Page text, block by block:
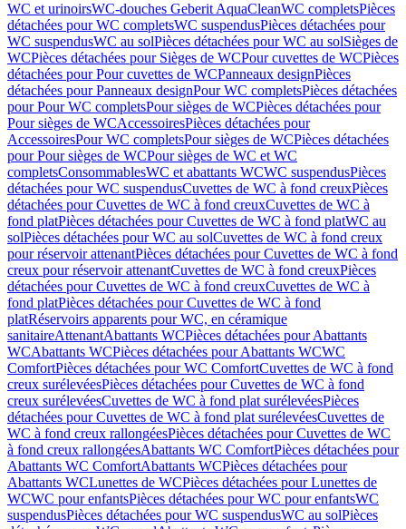
WC et urinoirsWC-douches Geberit AquaCleanWC completsPièces
détachées pour WC completsWC suspendusPièces détachées pour
WC suspendusWC au solPièces détachées pour WC au solSièges de
WCPièces détachées pour Sièges de WCPour cuvettes de WCPièces
détachées pour Pour cuvettes de WCPanneaux designPièces
détachées pour Panneaux designPour WC completsPièces détachées
pour Pour WC completsPour sièges de WCPièces détachées pour
Pour sièges de WCAccessoiresPièces détachées pour
AccessoiresPour WC completsPour sièges de WCPièces détachées
pour Pour sièges de WCPour sièges de WC et WC
completsConsommablesWC et abattants WCWC suspendusPièces
détachées pour WC suspendusCuvettes de WC à fond creuxPièces
détachées pour Cuvettes de WC à fond creuxCuvettes de WC à
fond platPièces détachées pour Cuvettes de WC à fond platWC au
solPièces détachées pour WC au solCuvettes de WC à fond creux
pour réservoir attenantPièces détachées pour Cuvettes de WC à fond
creux pour réservoir attenantCuvettes de WC à fond creuxPièces
détachées pour Cuvettes de WC à fond creuxCuvettes de WC à
fond platPièces détachées pour Cuvettes de WC à fond
platRéservoirs apparents pour WC, en céramique
sanitaireAttenantAbattants WCPièces détachées pour Abattants
WCAbattants WCPièces détachées pour Abattants WCWC
ComfortPièces détachées pour WC ComfortCuvettes de WC à fond
creux surélevéesPièces détachées pour Cuvettes de WC à fond
creux surélevéesCuvettes de WC à fond plat surélevéesPièces
détachées pour Cuvettes de WC à fond plat surélevéesCuvettes de
WC à fond creux rallongéesPièces détachées pour Cuvettes de WC
à fond creux rallongéesAbattants WC ComfortPièces détachées pour
Abattants WC ComfortAbattants WCPièces détachées pour
Abattants WCLunettes de WCPièces détachées pour Lunettes de
WCWC pour enfantsPièces détachées pour WC pour enfantsWC
suspendusPièces détachées pour WC suspendusWC au solPièces